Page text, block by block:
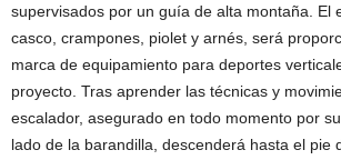
supervisados por un guía de alta montaña. El
casco, crampones, piolet y arnés, será
marca de equipamiento para deportes
proyecto. Tras aprender las técnicas y
escalador, asegurado en todo momento por
lado de la barandilla, descenderá hasta el pie